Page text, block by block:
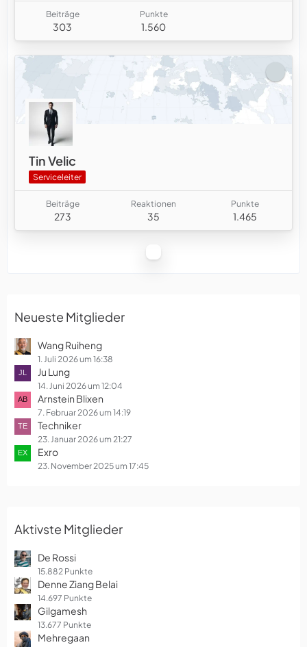
Beiträge
303
Punkte
1.560
Tin Velic
Serviceleiter
Beiträge
273
Reaktionen
35
Punkte
1.465
Neueste Mitglieder
Wang Ruiheng
1. Juli 2026 um 16:38
Ju Lung
14. Juni 2026 um 12:04
Arnstein Blixen
7. Februar 2026 um 14:19
Techniker
23. Januar 2026 um 21:27
Exro
23. November 2025 um 17:45
Aktivste Mitglieder
De Rossi
15.882 Punkte
Denne Ziang Belai
14.697 Punkte
Gilgamesh
13.677 Punkte
Mehregaan